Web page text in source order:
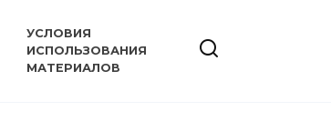
УСЛОВИЯ
ИСПОЛЬЗОВАНИЯ
МАТЕРИАЛОВ